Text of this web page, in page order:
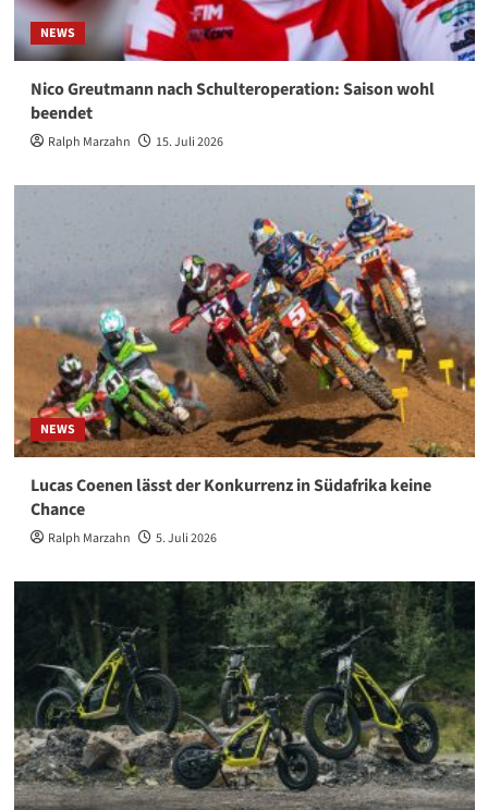
NEWS
Nico Greutmann nach Schulteroperation: Saison wohl
beendet
Ralph Marzahn 15. Juli 2026
NEWS
Lucas Coenen lässt der Konkurrenz in Südafrika keine
Chance
Ralph Marzahn 5. Juli 2026